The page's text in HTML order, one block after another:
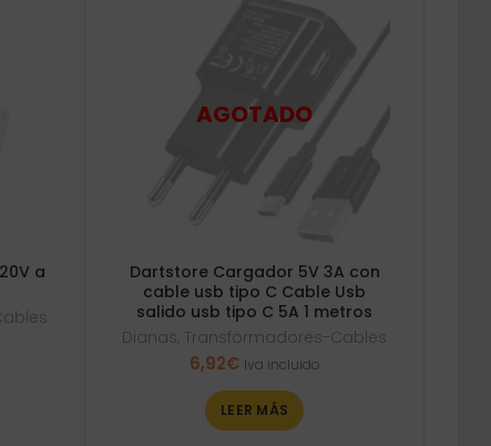
a
Dartstore Cargador 5V 3A con
cable usb tipo C Cable Usb
salido usb tipo C 5A 1 metros
Dianas, Transformadores-Cables
6,92€ Iva incluido
LEER MÁS